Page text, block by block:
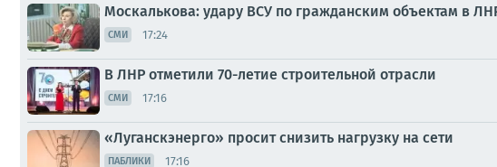
Москалькова: удару ВСУ по гражданским объектам в
СМИ 17:24
В ЛНР отметили 70-летие строительной отрасли
СМИ 17:16
«Луганскэнерго» просит снизить нагрузку на сети
ПАБЛИКИ 17:16